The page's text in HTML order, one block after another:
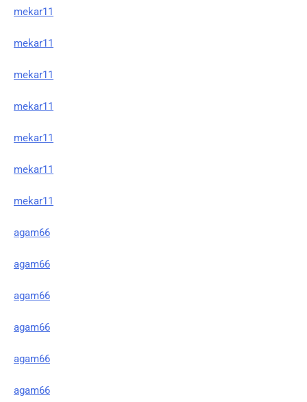
mekar11
mekar11
mekar11
mekar11
mekar11
mekar11
mekar11
agam66
agam66
agam66
agam66
agam66
agam66